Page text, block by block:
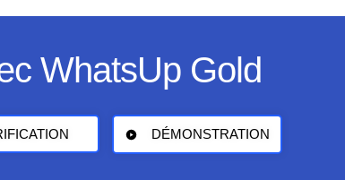
WhatsUp Gold
DÉMONSTRATION